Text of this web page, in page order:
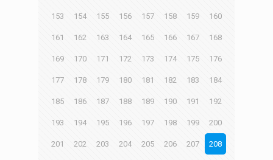
153 154 155 156 157 158 159 160
161 162 163 164 165 166 167 168
169 170 171 172 173 174 175 176
177 178 179 180 181 182 183 184
185 186 187 188 189 190 191 192
193 194 195 196 197 198 199 200
201 202 203 204 205 206 207 208